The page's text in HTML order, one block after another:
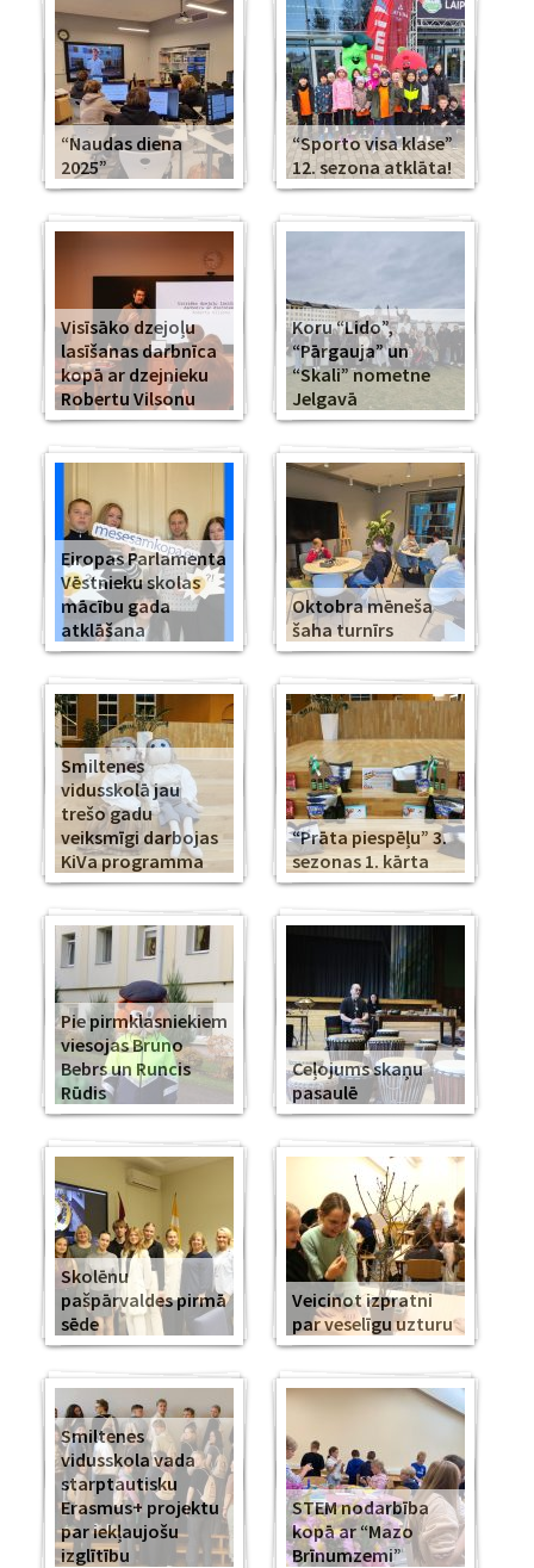
“Naudas diena
2025”
“Sporto visa klase”
12. sezona atklāta!
Visīsāko dzejoļu
lasīšanas darbnīca
kopā ar dzejnieku
Robertu Vilsonu
Koru “Lido”,
“Pārgauja” un
“Skali” nometne
Jelgavā
Eiropas Parlamenta
Vēstnieku skolas
mācību gada
atklāšana
Oktobra mēneša
šaha turnīrs
Smiltenes
vidusskolā jau
trešo gadu
veiksmīgi darbojas
KiVa programma
“Prāta piespēļu” 3.
sezonas 1. kārta
Pie pirmklasniekiem
viesojas Bruno
Bebrs un Runcis
Rūdis
Ceļojums skaņu
pasaulē
Skolēnu
pašpārvaldes pirmā
sēde
Veicinot izpratni
par veselīgu uzturu
Smiltenes
vidusskola vada
starptautisku
Erasmus+ projektu
par iekļaujošu
izglītību
STEM nodarbība
kopā ar “Mazo
Brīnumzemi”